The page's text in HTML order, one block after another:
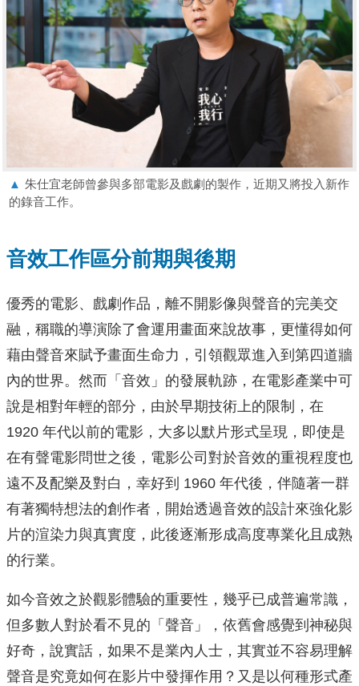
▲ 朱仕宜老師曾參與多部電影及戲劇的製作，近期又將投入新作
的錄音工作。
音效工作區分前期與後期
優秀的電影、戲劇作品，離不開影像與聲音的完美交
融，稱職的導演除了會運用畫面來說故事，更懂得如何
藉由聲音來賦予畫面生命力，引領觀眾進入到第四道牆
內的世界。然而「音效」的發展軌跡，在電影產業中可
說是相對年輕的部分，由於早期技術上的限制，在
1920 年代以前的電影，大多以默片形式呈現，即使是
在有聲電影問世之後，電影公司對於音效的重視程度也
遠不及配樂及對白，幸好到 1960 年代後，伴隨著一群
有著獨特想法的創作者，開始透過音效的設計來強化影
片的渲染力與真實度，此後逐漸形成高度專業化且成熟
的行業。
如今音效之於觀影體驗的重要性，幾乎已成普遍常識，
但多數人對於看不見的「聲音」，依舊會感覺到神秘與
好奇，說實話，如果不是業內人士，其實並不容易理解
聲音是究竟如何在影片中發揮作用？又是以何種形式產